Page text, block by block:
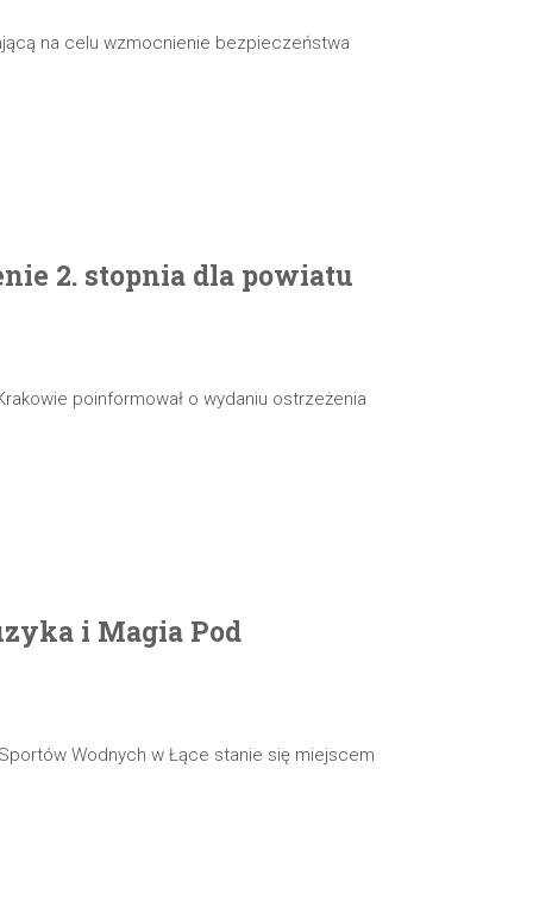
na celu wzmocnienie bezpieczeństwa
2. stopnia dla powiatu
poinformował o wydaniu ostrzeżenia
i Magia Pod
Wodnych w Łące stanie się miejscem